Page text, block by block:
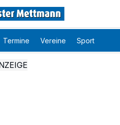
Termine Vereine Sport